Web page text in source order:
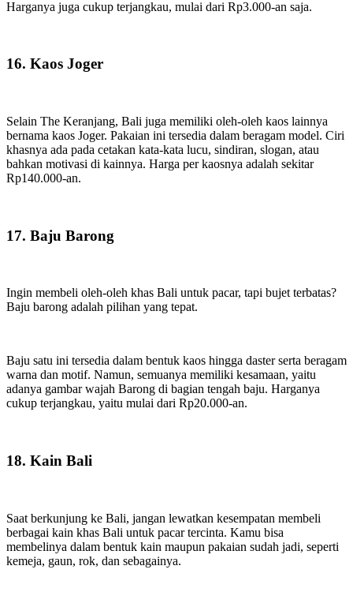
Harganya juga cukup terjangkau, mulai dari Rp3.000-an saja.
16. Kaos Joger
Selain The Keranjang, Bali juga memiliki oleh-oleh kaos lainnya
bernama kaos Joger. Pakaian ini tersedia dalam beragam model. Ciri
khasnya ada pada cetakan kata-kata lucu, sindiran, slogan, atau
bahkan motivasi di kainnya. Harga per kaosnya adalah sekitar
Rp140.000-an.
17. Baju Barong
Ingin membeli oleh-oleh khas Bali untuk pacar, tapi bujet terbatas?
Baju barong adalah pilihan yang tepat.
Baju satu ini tersedia dalam bentuk kaos hingga daster serta beragam
warna dan motif. Namun, semuanya memiliki kesamaan, yaitu
adanya gambar wajah Barong di bagian tengah baju. Harganya
cukup terjangkau, yaitu mulai dari Rp20.000-an.
18. Kain Bali
Saat berkunjung ke Bali, jangan lewatkan kesempatan membeli
berbagai kain khas Bali untuk pacar tercinta. Kamu bisa
membelinya dalam bentuk kain maupun pakaian sudah jadi, seperti
kemeja, gaun, rok, dan sebagainya.